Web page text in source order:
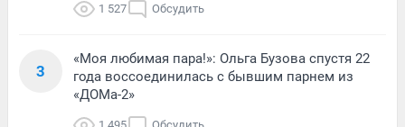
1 527 Обсудить
3
«Моя любимая пара!»: Ольга Бузова спустя 22
года воссоединилась с бывшим парнем из
«ДОМа-2»